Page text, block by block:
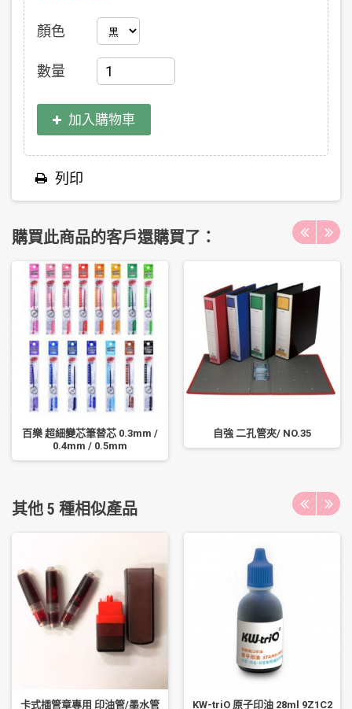
顏色
數量
加入購物車
列印
購買此商品的客戶還購買了：
百樂 超細變芯筆替芯 0.3mm /
0.4mm / 0.5mm
自強 二孔管夾/ NO.35
其他 5 種相似產品
卡式插管章專用 印油管/墨水管 KW-triO 原子印油 28ml 9Z1C2